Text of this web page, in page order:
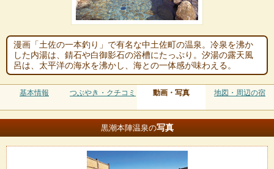
漫画「土佐の一本釣り」で有名な中土佐町の温泉。冷泉を沸か
した内湯は、錆石や白御影石の浴槽にたっぷり。汐湯の露天風
呂は、太平洋の海水を沸かし、海との一体感が味わえる。
基本情報 つぶやき・クチコミ 動画・写真 地図・周辺の宿
黒潮本陣温泉の写真